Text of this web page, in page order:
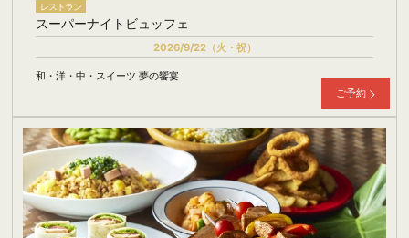
レストラン
スーパーナイトビュッフェ
2026/9/22（火・祝）
和・洋・中・スイーツ 夢の饗宴
ご予約